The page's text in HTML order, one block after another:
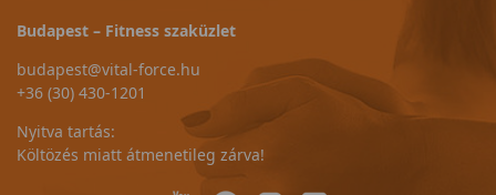
Budapest – Fitness szaküzlet
budapest@vital-force.hu
+36 (30) 430-1201
Nyitva tartás:
Költözés miatt átmenetileg zárva!